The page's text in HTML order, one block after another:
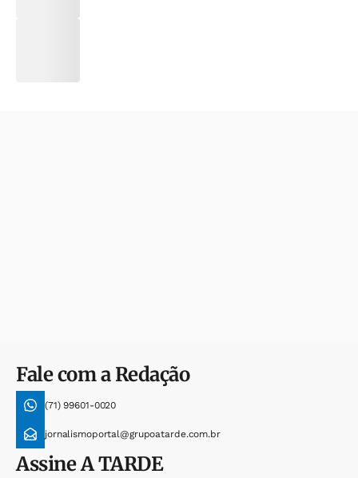
Fale com a Redação
(71) 99601-0020
jornalismoportal@grupoatarde.com.br
AssineA TARDE